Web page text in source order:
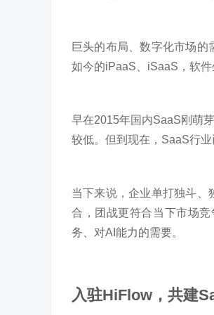
巨头的布局、数字化市场的
如今的iPaaS、iSaaS，软件
早在2015年国内SaaS刚萌
较低。但到现在，SaaS行
当下来说，企业单打独斗、
合，团战更符合当下市场
务、对AI能力的需要。
入驻HiFlow，共建